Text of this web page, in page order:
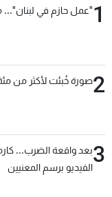
1"عمل حازم في لبنان"...
2صورة خُبئت لأكثر من
3بعد واقعة الضرب...
الفيديو برسم المعنيين